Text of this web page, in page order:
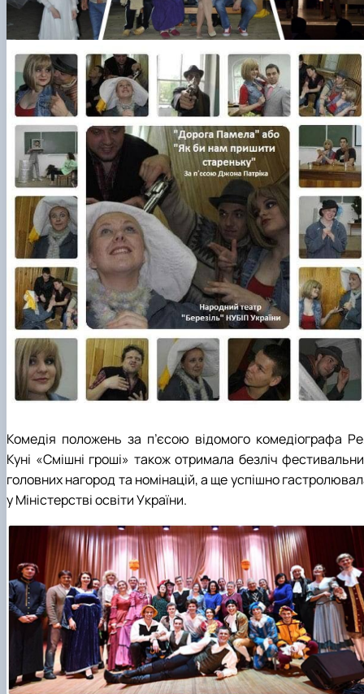
Комедія положень за п’єсою відомого комедіографа
Куні «Смішні гроші» також отримала безліч
головних нагород та номінацій, а ще успішно
у Міністерстві освіти України.